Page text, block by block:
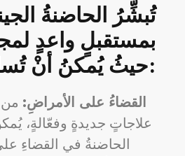
تُبشِّرُ الحاضنةُ
بمستقبلٍ واعدٍ
حيثُ يُمكنُ أنْ تُساهمَ في:
القضاءُ على الأمراضِ: من
علاجاتٍ جديدةٍ وفعّالةٍ،
الحاضنةُ في القضاءِ